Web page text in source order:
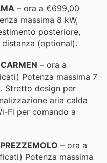
– ora a €699,00
massima 8 kW,
posteriore,
(optional).
– ora a
Potenza massima 7
Stretto design per
aria calda
Fi per comando a
– ora a
Potenza massima